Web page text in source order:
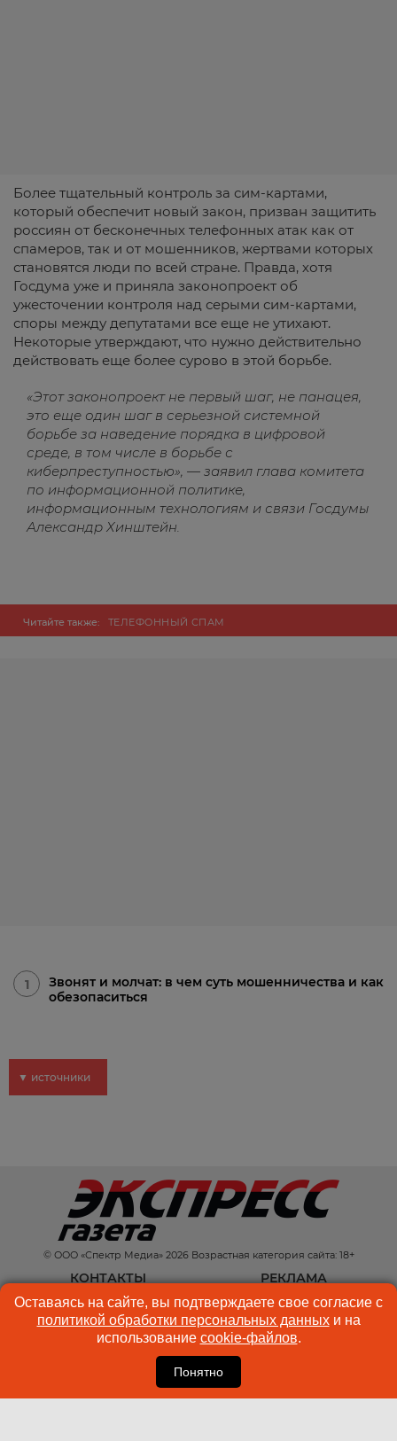
Более тщательный контроль за сим-картами,
который обеспечит новый закон, призван защитить
россиян от бесконечных телефонных атак как от
спамеров, так и от мошенников, жертвами которых
становятся люди по всей стране. Правда, хотя
Госдума уже и приняла законопроект об
ужесточении контроля над серыми сим-картами,
споры между депутатами все еще не утихают.
Некоторые утверждают, что нужно действительно
действовать еще более сурово в этой борьбе.
«Этот законопроект не первый шаг, не панацея,
это еще один шаг в серьезной системной
борьбе за наведение порядка в цифровой
среде, в том числе в борьбе с
киберпреступностью», — заявил глава комитета
по информационной политике,
информационным технологиям и связи Госдумы
Александр Хинштейн.
Читайте также: ТЕЛЕФОННЫЙ СПАМ
1
Звонят и молчат: в чем суть мошенничества и как
обезопаситься
▼ источники
© ООО «Спектр Медиа» 2026 Возрастная категория сайта: 18+
КОНТАКТЫ
РЕКЛАМА
КУКИ-ФАЙЛЫ
ПОЛЬЗОВАТЕЛЬСКОЕ
СОГЛАШЕНИЕ
Оставаясь на сайте, вы подтверждаете свое согласие с
политикой обработки персональных данныхи на
использование cookie-файлов.
Понятно